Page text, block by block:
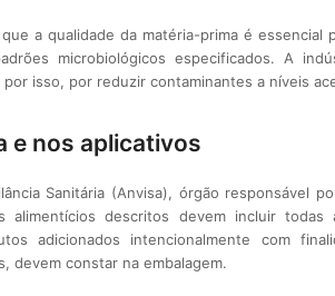
a qualidade da matéria-prima é essencial
microbiológicos especificados. A
isso, por reduzir contaminantes a níveis
e nos aplicativos
Sanitária (Anvisa), órgão responsável
alimentícios descritos devem incluir todas
adicionados intencionalmente com
devem constar na embalagem.